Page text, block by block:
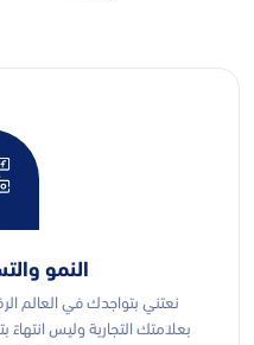
النمو
نعتني بتواجدك في العالم
بعلامتك التجارية وليس انتهاءً